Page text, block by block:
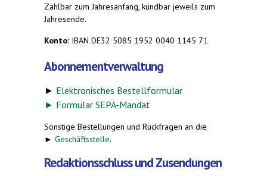
Zahlbar zum Jahresanfang, kündbar jeweils zum
Jahresende.
Konto: IBAN DE32 5085 1952 0040 1145 71
Abonnementverwaltung
► Elektronisches Bestellformular
► Formular SEPA-Mandat
Sonstige Bestellungen und Rückfragen an die
► Geschäftsstelle.
Redaktionsschluss und Zusendungen